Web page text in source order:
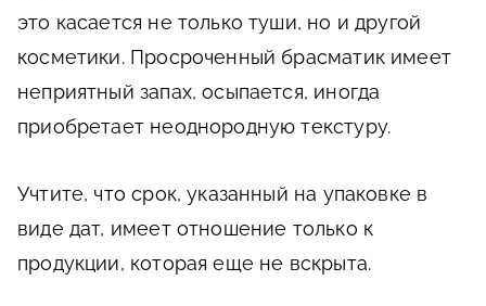
это касается не только туши, но и другой
косметики. Просроченный брасматик имеет
неприятный запах, осыпается, иногда
приобретает неоднородную текстуру.
Учтите, что срок, указанный на упаковке в
виде дат, имеет отношение только к
продукции, которая еще не вскрыта.